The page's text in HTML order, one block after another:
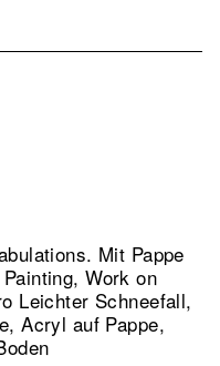
Mit Pappe
Work on
Leichter Schneefall,
Acryl auf Pappe,